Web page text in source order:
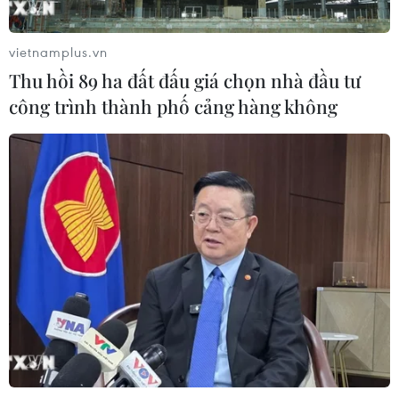
Giá dầu tăng trước những lo ngại về
07/08/2026 08:58
Nhà đầu tư Anh đề xuất siêu dự án Tổ
hợp cảng biển 18 tỷ USD tại Quảng
Ninh
07/08/2026 08:33
Canh tác biển - động lực mới cho
kinh tế biển Việt Nam
07/08/2026 08:14
vietnamplus.vn
Thu hồi 89 ha đất đấu giá chọn nhà đầu tư
công trình thành phố cảng hàng không